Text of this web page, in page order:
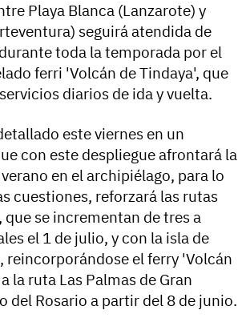
Playa Blanca (Lanzarote) y
seguirá atendida de
toda la temporada por el
ferri 'Volcán de Tindaya', que
diarios de ida y vuelta.
este viernes en un
con este despliegue afrontará la
en el archipiélago, para lo
cuestiones, reforzará las rutas
se incrementan de tres a
el 1 de julio, y con la isla de
reincorporándose el ferry 'Volcán
la ruta Las Palmas de Gran
del Rosario a partir del 8 de junio.